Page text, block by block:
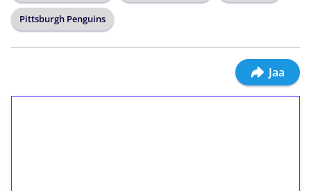
Pittsburgh Penguins
Jaa